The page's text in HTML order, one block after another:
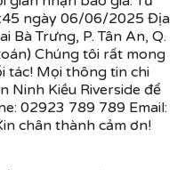
ngày 06/06/2025 Địa
Bà Trưng, P. Tân An, Q.
Chúng tôi rất mong
tác! Mọi thông tin chi
Ninh Kiều Riverside để
02923 789 789 Email:
chân thành cảm ơn!